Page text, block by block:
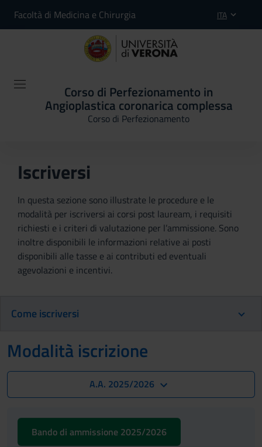
Facoltà di Medicina e Chirurgia ITA
Corso di Perfezionamento in
Angioplastica coronarica complessa
Corso di Perfezionamento
Iscriversi
In questa sezione sono illustrate le procedure e le
modalità per iscriversi ai corsi post lauream, i requisiti
richiesti e i criteri di valutazione per l’ammissione. Sono
inoltre disponibili le informazioni relative ai posti
disponibili alle tasse e ai contributi ed eventuali
agevolazioni e incentivi.
Come iscriversi
Modalità iscrizione
A.A. 2025/2026
Bando di ammissione 2025/2026